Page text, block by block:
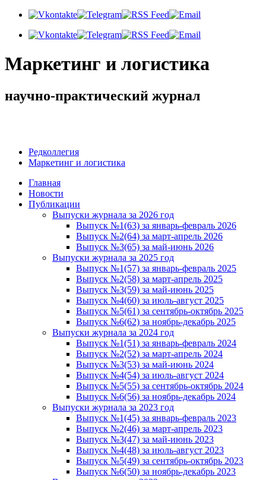
Маркетинг и логистика
научно-практический журнал
Редколлегия
Маркетинг и логистика
Главная
Новости
Публикации
Выпуски журнала за 2026 год
Выпуск №1(63) за январь-февраль 2026
Выпуск №2(64) за март-апрель 2026
Выпуск №3(65) за май-июнь 2026
Выпуски журнала за 2025 год
Выпуск №1(57) за январь-февраль 2025
Выпуск №2(58) за март-апрель 2025
Выпуск №3(59) за май-июнь 2025
Выпуск №4(60) за июль-август 2025
Выпуск №5(61) за сентябрь-октябрь 2025
Выпуск №6(62) за ноябрь-декабрь 2025
Выпуски журнала за 2024 год
Выпуск №1(51) за январь-февраль 2024
Выпуск №2(52) за март-апрель 2024
Выпуск №3(53) за май-июнь 2024
Выпуск №4(54) за июль-август 2024
Выпуск №5(55) за сентябрь-октябрь 2024
Выпуск №6(56) за ноябрь-декабрь 2024
Выпуски журнала за 2023 год
Выпуск №1(45) за январь-февраль 2023
Выпуск №2(46) за март-апрель 2023
Выпуск №3(47) за май-июнь 2023
Выпуск №4(48) за июль-август 2023
Выпуск №5(49) за сентябрь-октябрь 2023
Выпуск №6(50) за ноябрь-декабрь 2023